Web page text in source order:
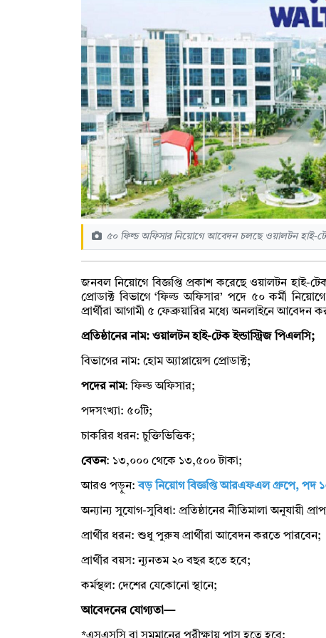
৫০ ফিল্ড অফিসার নিয়োগে আবেদন চলছে ওয়ালটন হাই-
জনবল নিয়োগে বিজ্ঞপ্তি প্রকাশ করেছে ওয়ালটন হাই-টেক
প্রোডাক্ট বিভাগে ‘ফিল্ড অফিসার’ পদে ৫০ কর্মী
প্রার্থীরা আগামী ৫ ফেব্রুয়ারির মধ্যে অনলাইনে আবেদন
প্রতিষ্ঠানের নাম: ওয়ালটন হাই-টেক ইন্ডাস্ট্রিজ পিএলসি;
বিভাগের নাম: হোম অ্যাপ্লায়েন্স প্রোডাক্ট;
পদের নাম: ফিল্ড অফিসার;
পদসংখ্যা: ৫০টি;
চাকরির ধরন: চুক্তিভিত্তিক;
বেতন: ১৩,০০০ থেকে ১৩,৫০০ টাকা;
আরও পড়ুন:বড় নিয়োগ বিজ্ঞপ্তি আরএফএল গ্রুপে, পদ
অন্যান্য সুযোগ-সুবিধা: প্রতিষ্ঠানের নীতিমালা অনুযায়ী
প্রার্থীর ধরন: শুধু পুরুষ প্রার্থীরা আবেদন করতে পারবেন;
প্রার্থীর বয়স: ন্যূনতম ২০ বছর হতে হবে;
কর্মস্থল: দেশের যেকোনো স্থানে;
আবেদনের যোগ্যতা—